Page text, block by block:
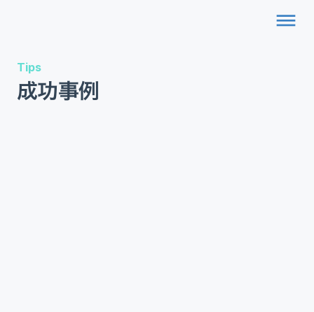
dehaze
Tips
成功事例